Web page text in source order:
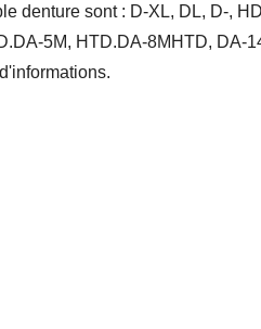
denture sont : D-XL, DL, D-,
5M, HTD.DA-8MHTD, DA-